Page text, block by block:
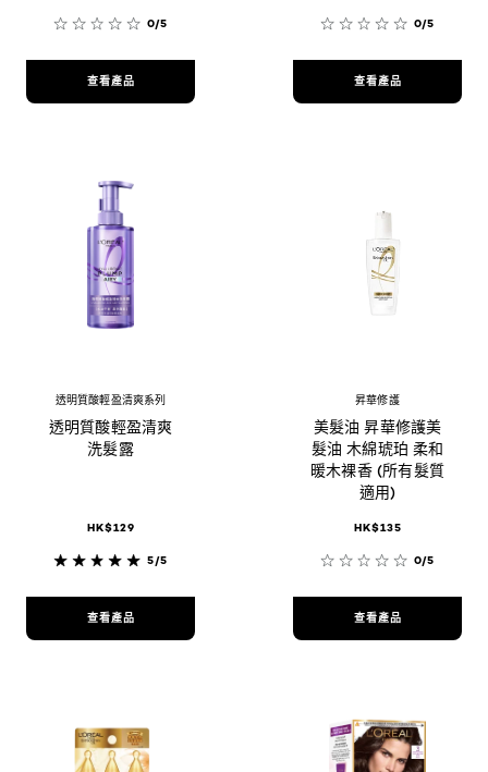
0/5
查看產品
0/5
查看產品
透明質酸輕盈清爽系列
透明質酸輕盈清爽
洗髮露​
HK$129
5/5
查看產品
昇華修護
美髮油 昇華修護美
髮油 木綿琥珀 柔和
暖木裸香 (所有髮質
適用)
HK$135
0/5
查看產品